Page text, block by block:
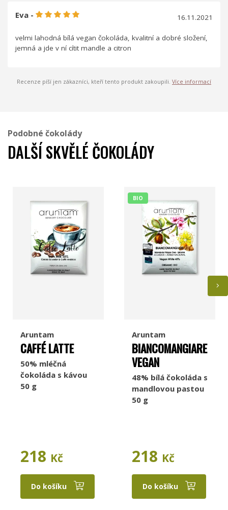
Eva - 16.11.2021
velmi lahodná bílá vegan čokoláda, kvalitní a dobré složení,
jemná a jde v ní cítit mandle a citron
Recenze píší jen zákazníci, kteří tento produkt zakoupili. Více informací
Podobné čokolády
DALŠÍ SKVĚLÉ ČOKOLÁDY
Aruntam
CAFFÉ LATTE
50% mléčná
čokoláda s kávou
50 g
218 Kč
Do košíku
BIO
Aruntam
BIANCOMANGIARE
VEGAN
48% bílá čokoláda s
mandlovou pastou
50 g
218 Kč
Do košíku